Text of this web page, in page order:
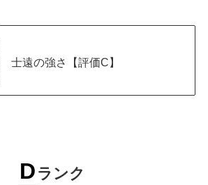
士遠の強さ【評価C】
D ランク